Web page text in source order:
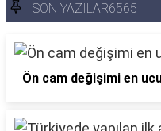
SON YAZILAR6565
Ön cam değişimi en